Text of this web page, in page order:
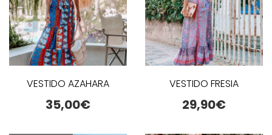
VESTIDO AZAHARA
35,00€
VESTIDO FRESIA
29,90€